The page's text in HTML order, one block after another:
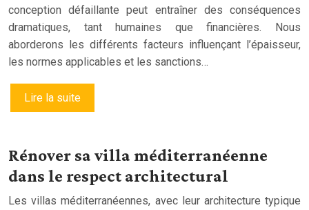
conception défaillante peut entraîner des conséquences
dramatiques, tant humaines que financières. Nous
aborderons les différents facteurs influençant l’épaisseur,
les normes applicables et les sanctions…
Lire la suite
Rénover sa villa méditerranéenne
dans le respect architectural
Les villas méditerranéennes, avec leur architecture typique